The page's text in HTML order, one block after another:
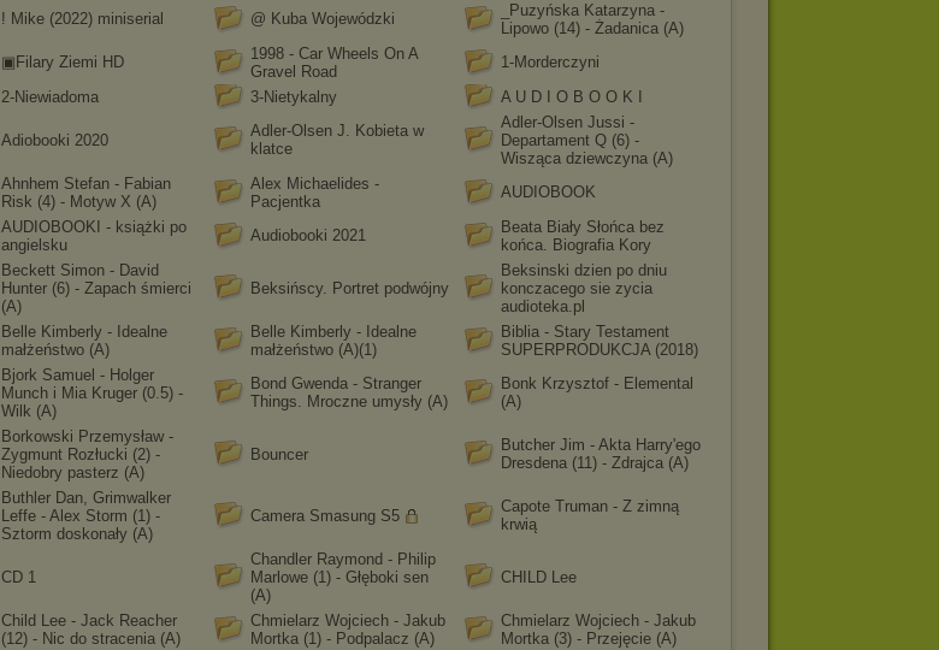
! Mike (2022) miniserial @ Kuba Wojewódzki
_Puzyńska Katarzyna -
Lipowo (14) - Żadanica (A)
▣Filary Ziemi HD
1998 - Car Wheels On A
Gravel Road
1-Morderczyni
2-Niewiadoma
3-Nietykalny A U D I O B O O K I
Adiobooki 2020
Adler-Olsen J. Kobieta w
klatce
Adler-Olsen Jussi -
Departament Q (6) -
Wisząca dziewczyna (A)
Ahnhem Stefan - Fabian
Risk (4) - Motyw X (A)
Alex Michaelides -
Pacjentka
AUDIOBOOK
AUDIOBOOKI - książki po
angielsku
Audiobooki 2021
Beata Biały Słońca bez
końca. Biografia Kory
Beckett Simon - David
Hunter (6) - Zapach śmierci
(A)
Beksińscy. Portret podwójny
Beksinski dzien po dniu
konczacego sie zycia
audioteka.pl
Belle Kimberly - Idealne
małżeństwo (A)
Belle Kimberly - Idealne
małżeństwo (A)(1)
Biblia - Stary Testament
SUPERPRODUKCJA (2018)
Bjork Samuel - Holger
Munch i Mia Kruger (0.5) -
Wilk (A)
Bond Gwenda - Stranger
Things. Mroczne umysły (A)
Bonk Krzysztof - Elemental
(A)
Borkowski Przemysław -
Zygmunt Rozłucki (2) -
Niedobry pasterz (A)
Bouncer
Butcher Jim - Akta Harry'ego
Dresdena (11) - Zdrajca (A)
Buthler Dan, Grimwalker
Leffe - Alex Storm (1) -
Sztorm doskonały (A)
Camera Smasung S5
Capote Truman - Z zimną
krwią
CD 1
Chandler Raymond - Philip
Marlowe (1) - Głęboki sen
(A)
CHILD Lee
Child Lee - Jack Reacher
(12) - Nic do stracenia (A)
Chmielarz Wojciech - Jakub
Mortka (1) - Podpalacz (A)
Chmielarz Wojciech - Jakub
Mortka (3) - Przejęcie (A)